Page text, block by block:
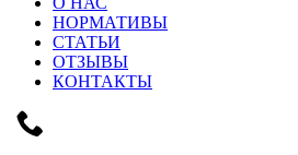
НОРМАТИВЫ
СТАТЬИ
ОТЗЫВЫ
КОНТАКТЫ